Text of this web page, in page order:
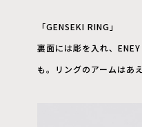
「GENSEKI RING」
裏面には彫を入れ、
も。リングのアームはあ